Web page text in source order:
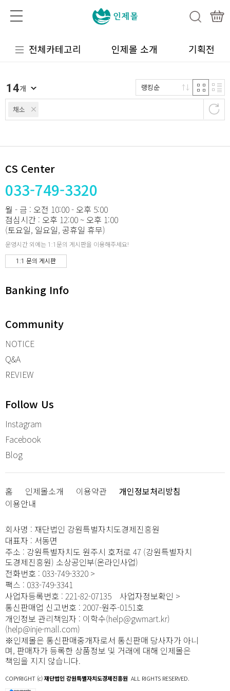
전체카테고리 인제몰 소개 기획전
채소
14개 랭킹순
CS Center
033-749-3320
월 - 금 : 오전 10:00 - 오후 5:00
점심시간 : 오후 12:00 ~ 오후 1:00
(토요일, 일요일, 공휴일 휴무)
운영시간 외에는 1:1문의 게시판을 이용해주세요!
1:1 문의 게시판
Banking Info
Community
NOTICE
Q&A
REVIEW
Follow Us
Instagram
Facebook
Blog
홈 인제몰소개 이용약관
개인정보처리방침
이용안내
회사명 : 재단법인 강원특별자치도경제진흥원
대표자 : 서동면
주소 : 강원특별자치도 원주시 호저로 47 (강원특별자치
도경제진흥원) 소상공인부(온라인사업)
전화번호 : 033-749-3320
팩스 : 033-749-3341
사업자등록번호 : 221-82-07135
사업자정보확인
통신판매업 신고번호 : 2007-원주-0151호
개인정보 관리책임자 : 이학수(help@gwmart.kr)
(help@inje-mall.com)
※인제몰은 통신판매중개자로서 통신판매 당사자가 아니
며, 판매자가 등록한 상품정보 및 거래에 대해 인제몰은
책임을 지지 않습니다.
COPYRIGHT (c)재단법인 강원특별자치도경제진흥원 ALL RIGHTS RESERVED.